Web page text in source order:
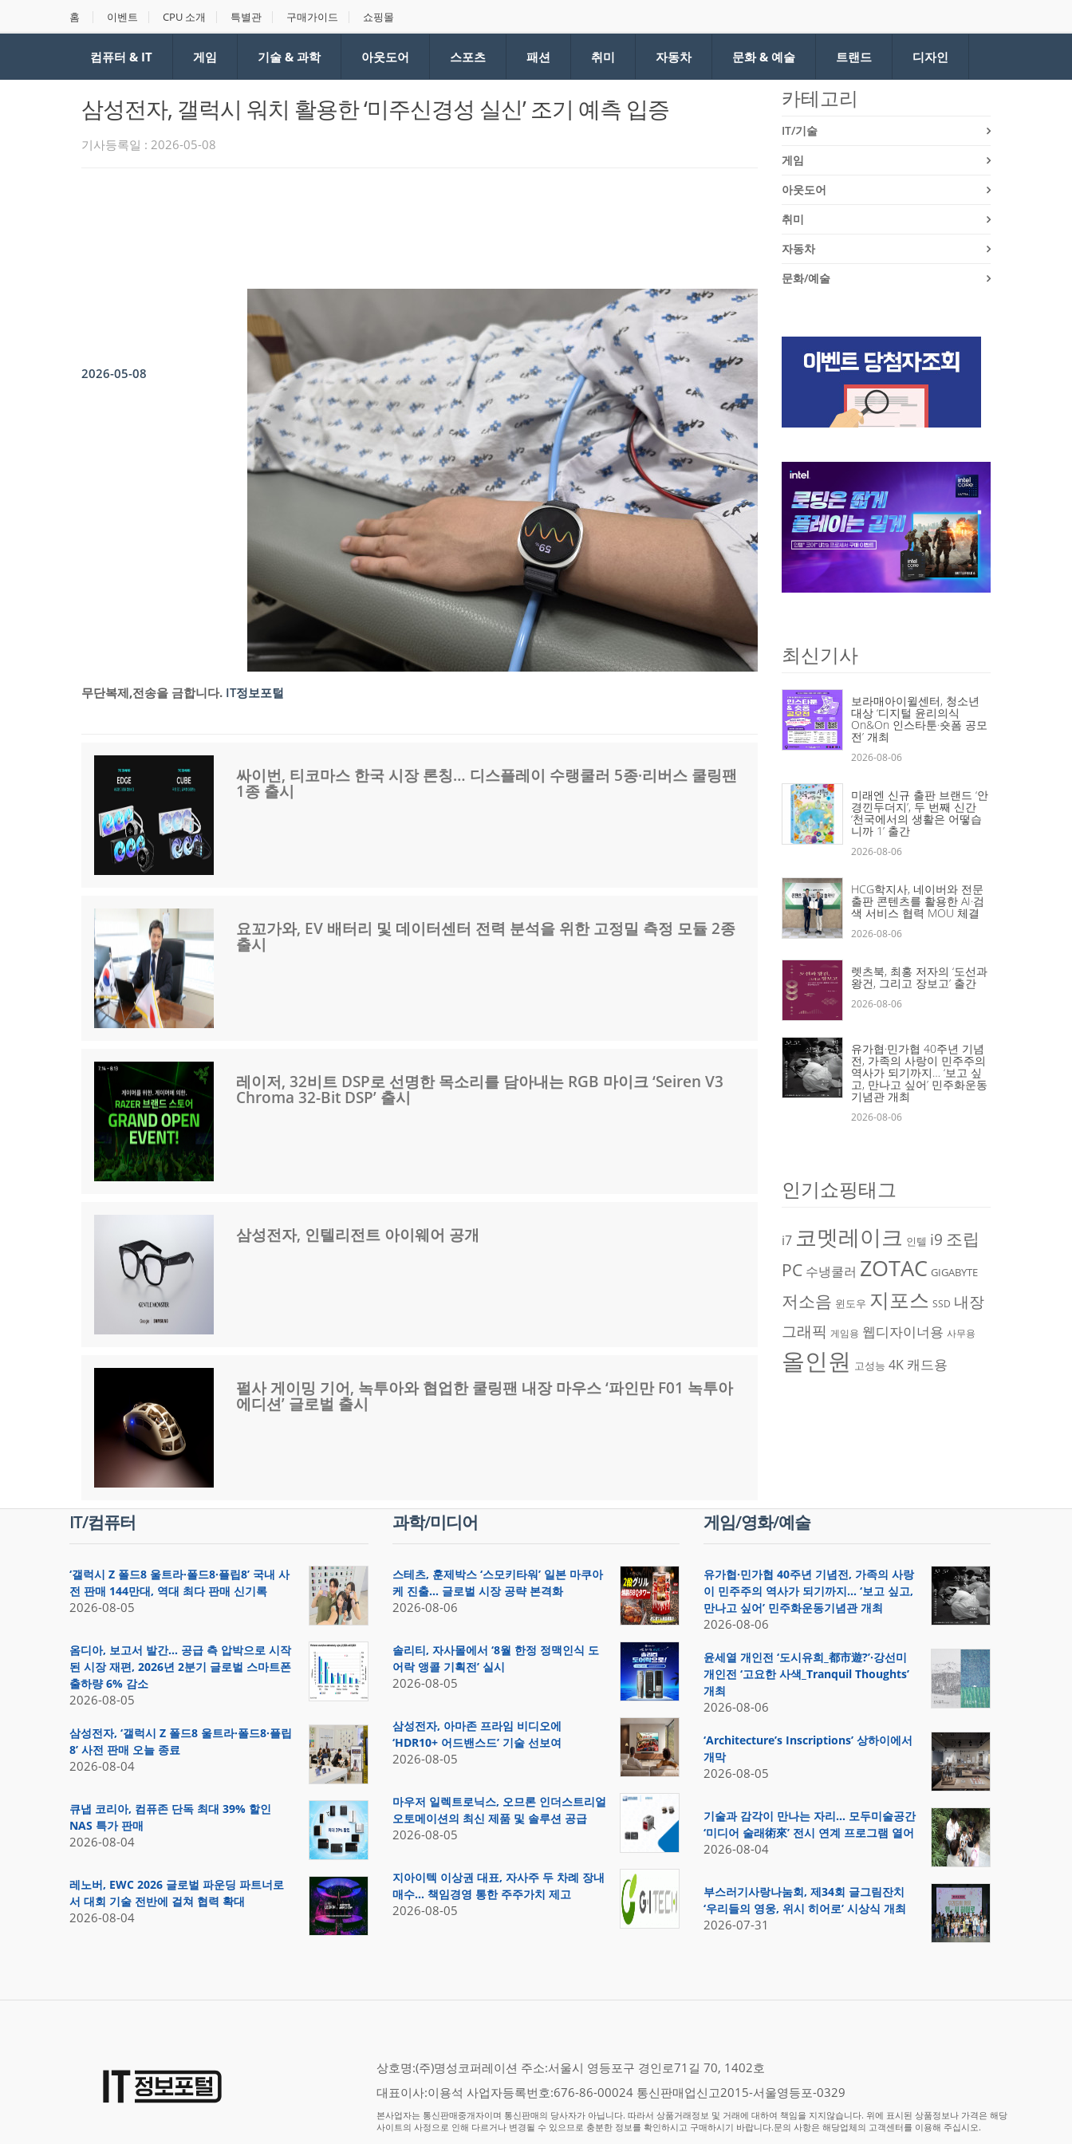
홈 이벤트 CPU 소개 특별관 구매가이드 쇼핑몰
컴퓨터 & IT 게임 기술 & 과학 아웃도어 스포츠 패션 취미 자동차 문화 & 예술 트랜드 디자인
삼성전자, 갤럭시 워치 활용한 ‘미주신경성 실신’ 조기 예측 입증
기사등록일 : 2026-05-08
2026-05-08
무단복제,전송을 금합니다. IT정보포털
싸이번, 티코마스 한국 시장 론칭… 디스플레이 수랭쿨러 5종·리버스 쿨링팬
1종 출시
요꼬가와, EV 배터리 및 데이터센터 전력 분석을 위한 고정밀 측정 모듈 2종
출시
레이저, 32비트 DSP로 선명한 목소리를 담아내는 RGB 마이크 ‘Seiren V3
Chroma 32-Bit DSP’ 출시
삼성전자, 인텔리전트 아이웨어 공개
펄사 게이밍 기어, 녹투아와 협업한 쿨링팬 내장 마우스 ‘파인만 F01 녹투아
에디션’ 글로벌 출시
카테고리
IT/기술
게임
아웃도어
취미
자동차
문화/예술
최신기사
보라매아이윌센터, 청소년
대상 ‘디지털 윤리의식
On&On 인스타툰·숏폼 공모
전’ 개최
2026-08-06
미래엔 신규 출판 브랜드 ‘안
경낀두더지’, 두 번째 신간
‘천국에서의 생활은 어떻습
니까 1’ 출간
2026-08-06
HCG학지사, 네이버와 전문
출판 콘텐츠를 활용한 AI·검
색 서비스 협력 MOU 체결
2026-08-06
렛츠북, 최홍 저자의 ‘도선과
왕건, 그리고 장보고’ 출간
2026-08-06
유가협·민가협 40주년 기념
전, 가족의 사랑이 민주주의
역사가 되기까지… ‘보고 싶
고, 만나고 싶어’ 민주화운동
기념관 개최
2026-08-06
인기쇼핑태그
i7 코멧레이크 인텔 i9 조립
PC 수냉쿨러 ZOTAC GIGABYTE
저소음 윈도우 지포스 SSD 내장
그래픽 게임용 웹디자이너용 사무용
올인원 고성능 4K 캐드용
IT/컴퓨터
‘갤럭시 Z 폴드8 울트라·폴드8·플립8’ 국내 사
전 판매 144만대, 역대 최다 판매 신기록
2026-08-05
옴디아, 보고서 발간… 공급 측 압박으로 시작
된 시장 재편, 2026년 2분기 글로벌 스마트폰
출하량 6% 감소
2026-08-05
삼성전자, ‘갤럭시 Z 폴드8 울트라·폴드8·플립
8’ 사전 판매 오늘 종료
2026-08-04
큐냅 코리아, 컴퓨존 단독 최대 39% 할인
NAS 특가 판매
2026-08-04
레노버, EWC 2026 글로벌 파운딩 파트너로
서 대회 기술 전반에 걸쳐 협력 확대
2026-08-04
과학/미디어
스테츠, 훈제박스 ‘스모키타워’ 일본 마쿠아
케 진출… 글로벌 시장 공략 본격화
2026-08-06
솔리티, 자사몰에서 ‘8월 한정 정맥인식 도
어락 앵콜 기획전’ 실시
2026-08-05
삼성전자, 아마존 프라임 비디오에
‘HDR10+ 어드밴스드’ 기술 선보여
2026-08-05
마우저 일렉트로닉스, 오므론 인더스트리얼
오토메이션의 최신 제품 및 솔루션 공급
2026-08-05
지아이텍 이상권 대표, 자사주 두 차례 장내
매수… 책임경영 통한 주주가치 제고
2026-08-05
게임/영화/예술
유가협·민가협 40주년 기념전, 가족의 사랑
이 민주주의 역사가 되기까지… ‘보고 싶고,
만나고 싶어’ 민주화운동기념관 개최
2026-08-06
윤세열 개인전 ‘도시유희_都市遊?’·강선미
개인전 ‘고요한 사색_Tranquil Thoughts’
개최
2026-08-06
‘Architecture’s Inscriptions’ 상하이에서
개막
2026-08-05
기술과 감각이 만나는 자리… 모두미술공간
‘미디어 술래術來’ 전시 연계 프로그램 열어
2026-08-04
부스러기사랑나눔회, 제34회 글그림잔치
‘우리들의 영웅, 위시 히어로’ 시상식 개최
2026-07-31
상호명:(주)명성코퍼레이션 주소:서울시 영등포구 경인로71길 70, 1402호
대표이사:이용석 사업자등록번호:676-86-00024 통신판매업신고2015-서울영등포-0329
본사업자는 통신판매중개자이며 통신판매의 당사자가 아닙니다. 따라서 상품거래정보 및 거래에 대하여 책임을 지지않습니다. 위에 표시된 상품정보나 가격은 해당
사이트의 사정으로 인해 다르거나 변경될 수 있으므로 충분한 정보를 확인하시고 구매하시기 바랍니다.문의 사항은 해당업체의 고객센터를 이용해 주십시오.